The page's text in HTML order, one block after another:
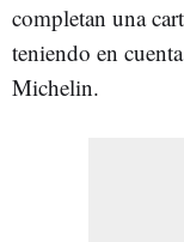
completan una
teniendo en
Michelin.